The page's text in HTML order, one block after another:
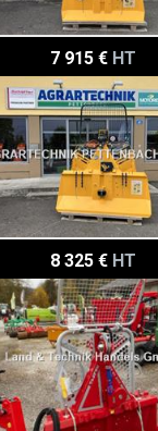
7 915 € HT
70 HPro
8 325 € HT
EGV 65 AHK